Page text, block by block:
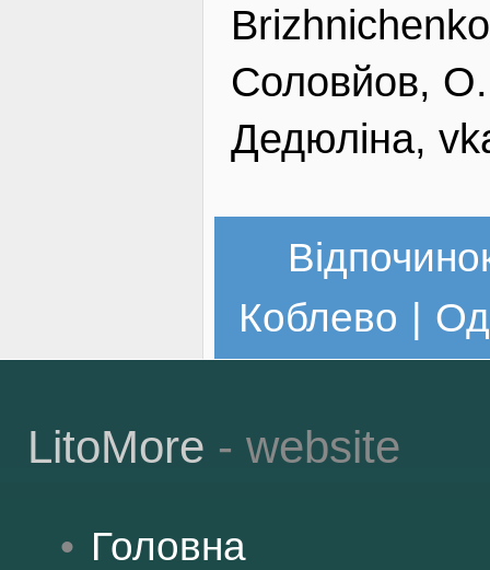
Соловйов,
Дедюліна,
Коблево
LitoMore - website
Головна